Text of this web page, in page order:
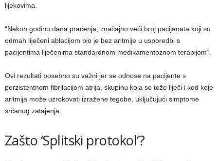
lijekovima.
“Nakon godinu dana praćenja, značajno veći broj pacijenata koji su
odmah liječeni ablacijom bio je bez aritmije u usporedbi s
pacijentima liječenima standardnom medikamentoznom terapijom”.
Ovi rezultati posebno su važni jer se odnose na pacijente s
perzistentnom fibrilacijom atrija, skupinu koja se teže liječi i kod koje
aritmija može uzrokovati izražene tegobe, uključujući simptome
srčanog zatajenja.
Zašto ‘Splitski protokol‘?